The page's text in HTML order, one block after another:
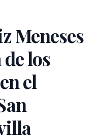
Meneses
los
el